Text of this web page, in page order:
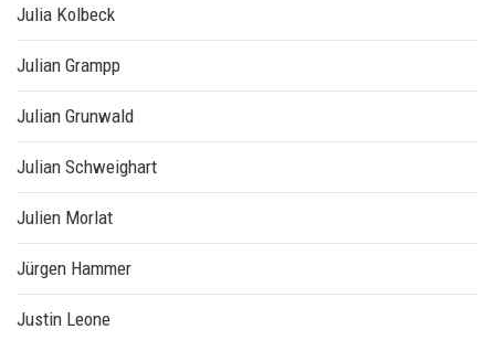
Julia Kolbeck
Julian Grampp
Julian Grunwald
Julian Schweighart
Julien Morlat
Jürgen Hammer
Justin Leone